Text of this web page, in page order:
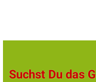
Suchst Du das